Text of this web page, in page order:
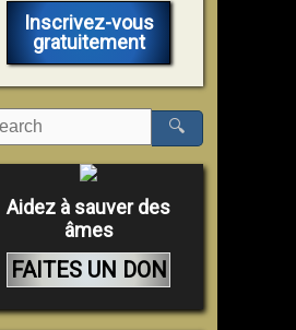
Inscrivez-vous
gratuitement
🔍
Aidez à sauver des
âmes
FAITES UN DON